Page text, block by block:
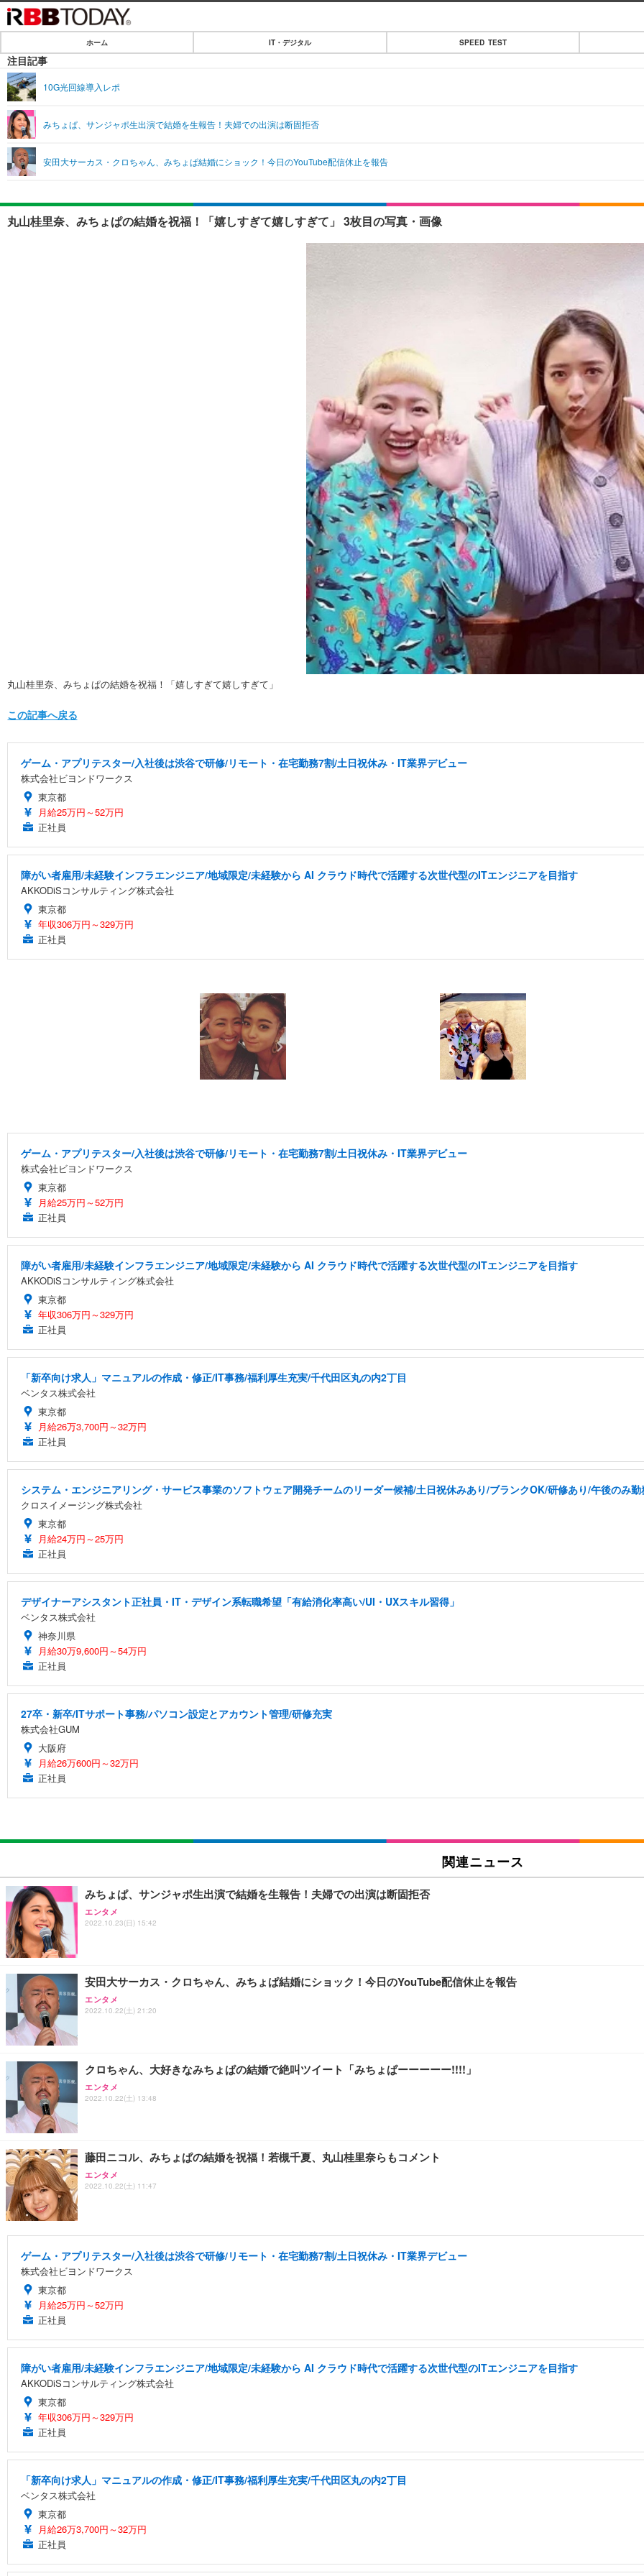
IT・デジタル
ショッピング
SPEED TEST
エンタメ
エンタメTOP
音楽
ライフ
ライフTOP
ペット
リリース一覧
ホーム IT・デジタル SPEED TEST
注目記事
10G光回線導入レポ
みちょぱ、サンジャポ生出演で結婚を生報告！夫婦での出演は断固拒否
安田大サーカス・クロちゃん、みちょぱ結婚にショック！今日のYouTube配信休止を報告
丸山桂里奈、みちょぱの結婚を祝福！「嬉しすぎて嬉しすぎて」 3枚目の写真・画像
丸山桂里奈、みちょぱの結婚を祝福！「嬉しすぎて嬉しすぎて」
この記事へ戻る
ゲーム・アプリテスター/入社後は渋谷で研修/リモート・在宅勤務7割/土日祝休み・IT業界デビュー
株式会社ビヨンドワークス
東京都
月給25万円～52万円
正社員
障がい者雇用/未経験インフラエンジニア/地域限定/未経験から AI クラウド時代で活躍する次世代型のITエンジニアを目指す
AKKODiSコンサルティング株式会社
東京都
年収306万円～329万円
正社員
ゲーム・アプリテスター/入社後は渋谷で研修/リモート・在宅勤務7割/土日祝休み・IT業界デビュー
株式会社ビヨンドワークス
東京都
月給25万円～52万円
正社員
障がい者雇用/未経験インフラエンジニア/地域限定/未経験から AI クラウド時代で活躍する次世代型のITエンジニアを目指す
AKKODiSコンサルティング株式会社
東京都
年収306万円～329万円
正社員
「新卒向け求人」マニュアルの作成・修正/IT事務/福利厚生充実/千代田区丸の内2丁目
ベンタス株式会社
東京都
月給26万3,700円～32万円
正社員
システム・エンジニアリング・サービス事業のソフトウェア開発チームのリーダー候補/土日祝休みあり/ブランクOK/研修あり/午後のみ
クロスイメージング株式会社
東京都
月給24万円～25万円
正社員
デザイナーアシスタント正社員・IT・デザイン系転職希望「有給消化率高い/UI・UXスキル習得」
ベンタス株式会社
神奈川県
月給30万9,600円～54万円
正社員
27卒・新卒/ITサポート事務/パソコン設定とアカウント管理/研修充実
株式会社GUM
大阪府
月給26万600円～32万円
正社員
関連ニュース
みちょぱ、サンジャポ生出演で結婚を生報告！夫婦での出演は断固拒否
エンタメ
2022.10.23(日) 15:42
安田大サーカス・クロちゃん、みちょぱ結婚にショック！今日のYouTube配信休止を報告
エンタメ
2022.10.22(土) 21:20
クロちゃん、大好きなみちょぱの結婚で絶叫ツイート「みちょぱーーーーー!!!!」
エンタメ
2022.10.22(土) 13:48
藤田ニコル、みちょぱの結婚を祝福！若槻千夏、丸山桂里奈らもコメント
エンタメ
2022.10.22(土) 11:47
ゲーム・アプリテスター/入社後は渋谷で研修/リモート・在宅勤務7割/土日祝休み・IT業界デビュー
株式会社ビヨンドワークス
東京都
月給25万円～52万円
正社員
障がい者雇用/未経験インフラエンジニア/地域限定/未経験から AI クラウド時代で活躍する次世代型のITエンジニアを目指す
AKKODiSコンサルティング株式会社
東京都
年収306万円～329万円
正社員
「新卒向け求人」マニュアルの作成・修正/IT事務/福利厚生充実/千代田区丸の内2丁目
ベンタス株式会社
東京都
月給26万3,700円～32万円
正社員